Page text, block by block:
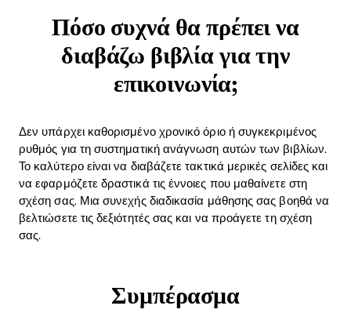
Πόσο συχνά θα πρέπει να
διαβάζω βιβλία για την
επικοινωνία;
Δεν υπάρχει καθορισμένο χρονικό όριο ή συγκεκριμένος
ρυθμός για τη συστηματική ανάγνωση αυτών των βιβλίων.
Το καλύτερο είναι να διαβάζετε τακτικά μερικές σελίδες και
να εφαρμόζετε δραστικά τις έννοιες που μαθαίνετε στη
σχέση σας. Μια συνεχής διαδικασία μάθησης σας βοηθά να
βελτιώσετε τις δεξιότητές σας και να προάγετε τη σχέση
σας.
Συμπέρασμα